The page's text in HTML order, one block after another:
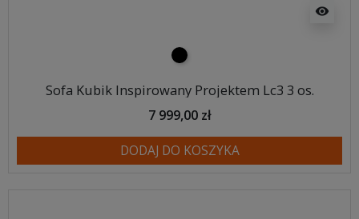
visibility
czarny
Sofa Kubik Inspirowany Projektem Lc3 3 os.
7 999,00 zł
DODAJ DO KOSZYKA